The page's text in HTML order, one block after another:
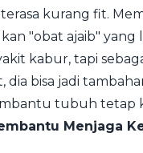
kurang fit.
"obat ajaib" yang
kabur, tapi
dia bisa jadi
tubuh tetap
Menjaga